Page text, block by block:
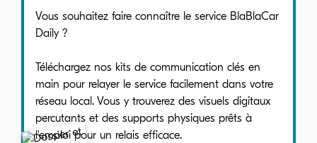
Vous souhaitez faire connaître le service BlaBlaCar
Daily ?
Téléchargez nos kits de communication clés en
main pour relayer le service facilement dans votre
réseau local. Vous y trouverez des visuels digitaux
percutants et des supports physiques prêts à
l'emploi pour un relais efficace.